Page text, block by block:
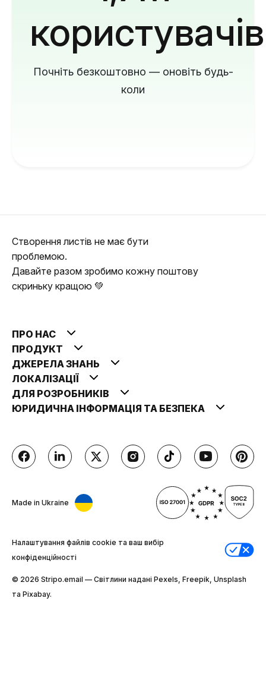
користувачів
Почніть безкоштовно — оновіть будь-
коли
Створення листів не має бути
проблемою.
Давайте разом зробимо кожну поштову
скриньку кращою 💚
ПРО НАС
ПРОДУКТ
ДЖЕРЕЛА ЗНАНЬ
ЛОКАЛІЗАЦІЇ
ДЛЯ РОЗРОБНИКІВ
ЮРИДИЧНА ІНФОРМАЦІЯ ТА БЕЗПЕКА
Made in Ukraine
Налаштування файлів cookie та ваш вибір
конфіденційності
© 2026 Stripо.email — Світлини надані Pexels, Freepik, Unsplash
та Pixabay.